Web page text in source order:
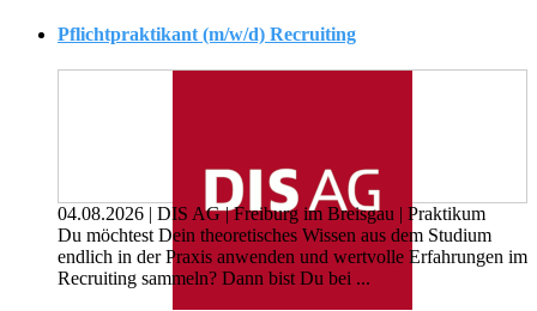
Pflichtpraktikant (m/w/d) Recruiting
04.08.2026 | DIS AG| Freiburg im Breisgau | Praktikum
Du möchtest Dein theoretisches Wissen aus dem Studium
endlich in der Praxis anwenden und wertvolle Erfahrungen im
Recruiting sammeln? Dann bist Du bei ...